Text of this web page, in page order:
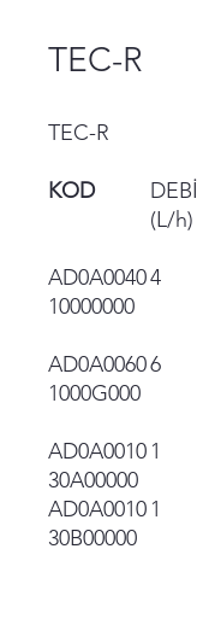
TEC-R
TEC-R
KOD
DEBİ
(L/h)
AD0A0040
10000000
4
AD0A0060
1000G000
6
AD0A0010
30A00000
1
AD0A0010
30B00000
1